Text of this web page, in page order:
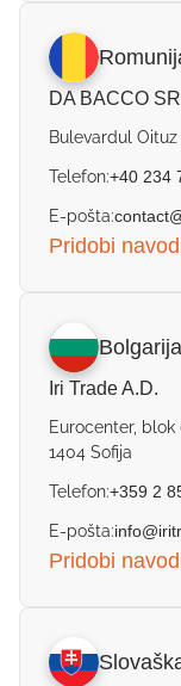
DA BACCO
Bulevardul Oituz
Telefon:+40 234
E-pošta:
Pridobi
Bolgarija
Iri Trade A.D.
Eurocenter,
1404 Sofija
Telefon:+359 2
E-pošta:
Pridobi